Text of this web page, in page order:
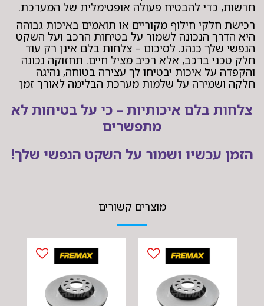
חדשות, כדי להבטיח פעולה אופטימלית של המערכת.
רכישת חלקי חילוף מקוריים או תואמים באיכות גבוהה
היא הדרך הנכונה לשמור על בטיחות הרכב ועל השקט
הנפשי שלך כנהג. לסיכום – צלחות בלם אינן רק עוד
חלק טכני ברכב, אלא רכיב מציל חיים. תחזוקה נכונה
והקפדה על איכות יבטיחו לך עצירה בטוחה, נהיגה
חלקה ושמירה על שלמות מערכת הבלימה לאורך זמן
צלחות בלם איכותיות – כי על בטיחות לא
מתפשרים
הזמן עכשיו ושמור על השקט הנפשי שלך!
מוצרים קשורים